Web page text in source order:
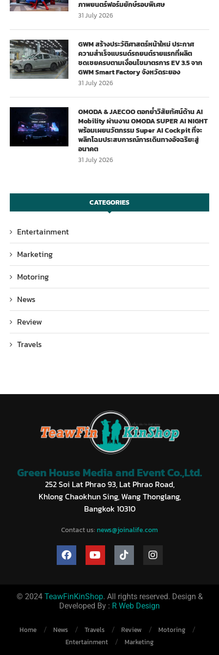
ภาพยนตร์ฟอร์มยักษ์รอบพิเศษ
31 July 2026
GWM สร้างประวัติศาสตร์หน้าใหม่ ประกาศ
ความสำเร็จแบรนด์รถยนต์รายแรกที่ผลิต
ชดเชยครบตามเงื่อนไขมาตรการ EV 3.5 จาก
GWM Smart Factory จังหวัดระยอง
31 July 2026
OMODA & JAECOO ตอกย้ำวิสัยทัศน์ด้าน AI
Mobility ผ่านงาน OMODA SUPER AI NIGHT
พร้อมเผยนวัตกรรม Super AI Cockpit ที่จะ
พลิกโฉมประสบการณ์การเดินทางอัจฉริยะสู่
อนาคต
31 July 2026
CATEGORIES
Entertainment
Marketing
Motoring
News
Review
Travels
Green House Media and Event Co.,Ltd.
252 Soi Lat Phrao 93, Lat Phrao Road,
Khlong Chaokhun Sing, Wang Thonglang,
Bangkok 10310
Contact us: news@joinalife.com
© 2024 TeawFinKinShop. All rights reserved. Design &
Developed By : R Web Design
Home News Travels Review
Motoring
Entertainment
Marketing